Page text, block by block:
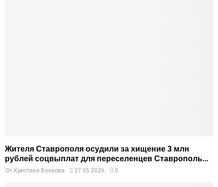
Жителя Ставрополя осудили за хищение 3 млн
рублей соцвыплат для переселенцев Ставрополь...
От Кристина Волкова 27.05.2026 0